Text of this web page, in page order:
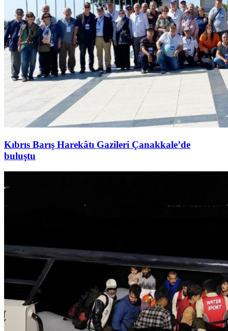
Kıbrıs Barış Harekâtı Gazileri Çanakkale’de
buluştu